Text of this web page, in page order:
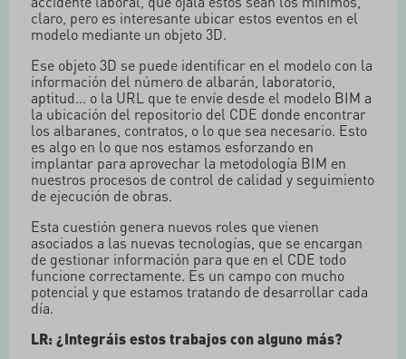
claro, pero es interesante ubicar estos eventos en el
modelo mediante un objeto 3D.
Ese objeto 3D se puede identificar en el modelo con la
información del número de albarán, laboratorio,
aptitud… o la URL que te envíe desde el modelo BIM a
la ubicación del repositorio del CDE donde encontrar
los albaranes, contratos, o lo que sea necesario. Esto
es algo en lo que nos estamos esforzando en
implantar para aprovechar la metodología BIM en
nuestros procesos de control de calidad y seguimiento
de ejecución de obras.
Esta cuestión genera nuevos roles que vienen
asociados a las nuevas tecnologías, que se encargan
de gestionar información para que en el CDE todo
funcione correctamente. Es un campo con mucho
potencial y que estamos tratando de desarrollar cada
día.
LR: ¿Integráis estos trabajos con alguno más?